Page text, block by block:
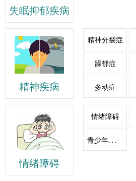
失眠抑郁疾病
精神疾病
精神分裂症
躁郁症
多动症
情绪障碍
情绪障碍
青少年心理障碍